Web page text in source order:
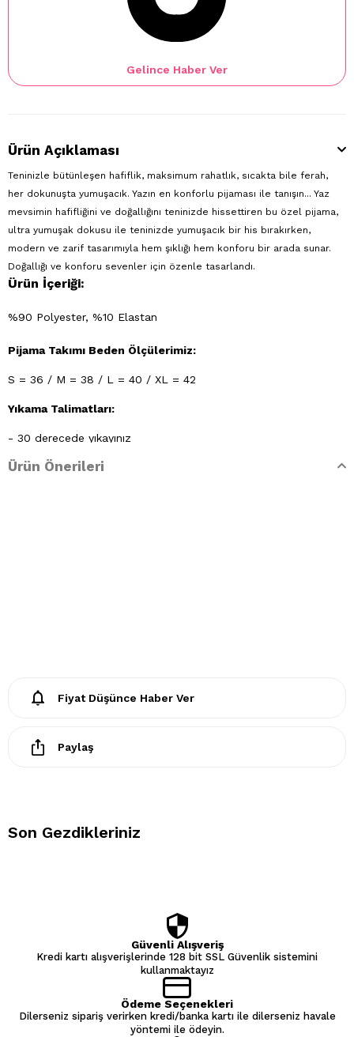
Gelince Haber Ver
Ürün Açıklaması
Teninizle bütünleşen hafiflik, maksimum rahatlık, sıcakta bile ferah,
her dokunuşta yumuşacık. Yazın en konforlu pijaması ile tanışın... Yaz
mevsimin hafifliğini ve doğallığını teninizde hissettiren bu özel pijama,
ultra yumuşak dokusu ile teninizde yumuşacık bir his bırakırken,
modern ve zarif tasarımıyla hem şıklığı hem konforu bir arada sunar.
Doğallığı ve konforu sevenler için özenle tasarlandı.
Ürün İçeriği:
%90 Polyester, %10 Elastan
Pijama Takımı Beden Ölçülerimiz:
S = 36 / M = 38 / L = 40 / XL = 42
Yıkama Talimatları:
- 30 derecede yıkayınız
- Klorlu beyazlatma ve leke giderilmesi yapılamaz
Ürün Önerileri
Fiyat Düşünce Haber Ver
Paylaş
Son Gezdikleriniz
Güvenli Alışveriş
Kredi kartı alışverişlerinde 128 bit SSL Güvenlik sistemini
kullanmaktayız
Ödeme Seçenekleri
Dilerseniz sipariş verirken kredi/banka kartı ile dilerseniz havale
yöntemi ile ödeyin.